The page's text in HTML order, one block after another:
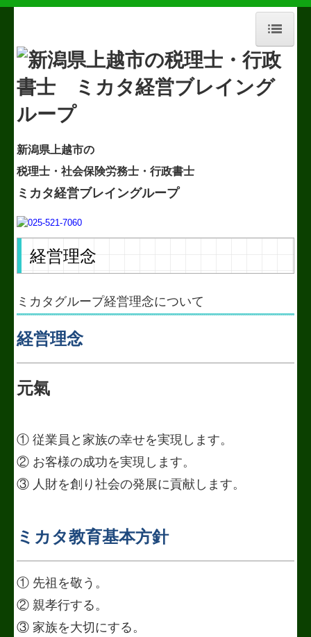
HOME
事務所紹介
経営理念
職員紹介
交通案内
よくある質問
業務案内
社会福祉法人の皆様へ
社会福祉法人会計Q&A
FX4クラウド
経営革新等支援機関とは
TKCシステムQ&A
関与先向け融資商品ご紹介
関連リンク
新潟県上越市の
税理士 ・社会保険労務士・行政書士
ミカタ経営ブレイングループ
経営理念
ミカタグループ経営理念について
経営理念
元氣
① 従業員と家族の幸せを実現します。
② お客様の成功を実現します。
③ 人財を創り社会の発展に貢献します。
ミカタ教育基本方針
① 先祖を敬う。
② 親孝行する。
③ 家族を大切にする。